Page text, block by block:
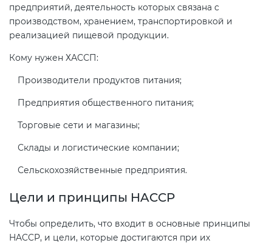
предприятий, деятельность которых связана с
производством, хранением, транспортировкой и
реализацией пищевой продукции.
Кому нужен ХАССП:
Производители продуктов питания;
Предприятия общественного питания;
Торговые сети и магазины;
Склады и логистические компании;
Сельскохозяйственные предприятия.
Цели и принципы HACCP
Чтобы определить, что входит в основные принципы
HACCP, и цели, которые достигаются при их